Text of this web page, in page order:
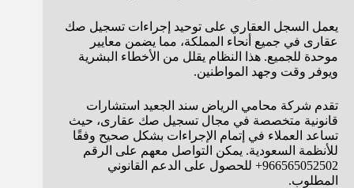
يعمل السجل العقاري على توحيد إجراءات تسجيل صك
عقارى في جميع أنحاء المملكة، مما يضمن معايير
موحدة للجميع. هذا النظام يقلل من الأخطاء البشرية
ويوفر وقت وجهد المواطنين.
تقدم شركة محامي الرياض سند الجعيد استشارات
قانونية متخصصة في مجال تسجيل صك عقارى، حيث
تساعد العملاء في إتمام الإجراءات بشكل صحيح وفقًا
للأنظمة السعودية. يمكن التواصل معهم على الرقم
966565052502+ للحصول على الدعم القانوني
المطلوب.